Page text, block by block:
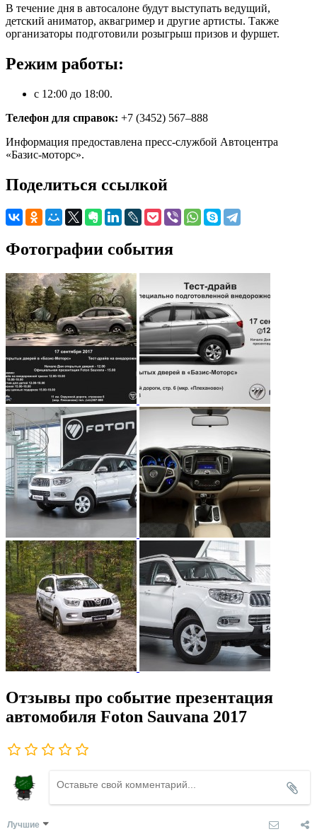
В течение дня в автосалоне будут выступать ведущий,
детский аниматор, аквагример и другие артисты. Также
организаторы подготовили розыгрыш призов и фуршет.
Режим работы:
с 12:00 до 18:00.
Телефон для справок: +7 (3452) 567–888
Информация предоставлена пресс-службой Автоцентра
«Базис-моторс».
Поделиться ссылкой
Фотографии события
Отзывы про событие презентация
автомобиля Foton Sauvana 2017
Лучшие